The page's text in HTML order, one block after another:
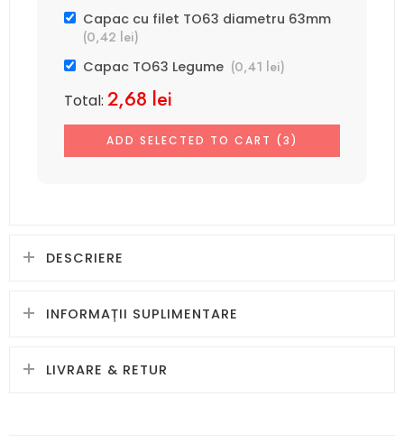
Capac cu filet TO63 diametru 63mm
(0,42 lei)
Capac TO63 Legume (0,41 lei)
Total: 2,68 lei
ADD SELECTED TO CART (3)
DESCRIERE
INFORMAȚII SUPLIMENTARE
LIVRARE & RETUR